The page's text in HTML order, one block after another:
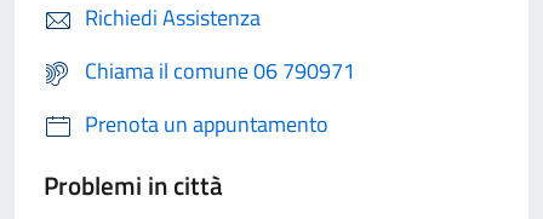
Richiedi Assistenza
Chiama il comune 06 790971
Prenota un appuntamento
Problemi in città